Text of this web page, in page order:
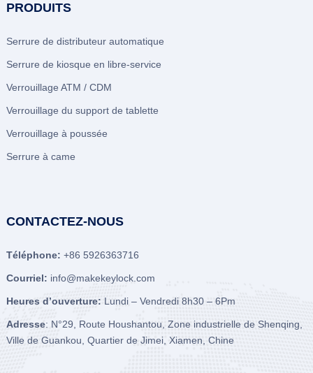
PRODUITS
Serrure de distributeur automatique
Serrure de kiosque en libre-service
Verrouillage ATM / CDM
Verrouillage du support de tablette
Verrouillage à poussée
Serrure à came
CONTACTEZ-NOUS
Téléphone: +86 5926363716
Courriel: info@makekeylock.com
Heures d’ouverture: Lundi – Vendredi 8h30 – 6Pm
Adresse: N°29, Route Houshantou, Zone industrielle de Shenqing,
Ville de Guankou, Quartier de Jimei, Xiamen, Chine